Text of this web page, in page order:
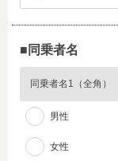
■同乗者名
男性
女性